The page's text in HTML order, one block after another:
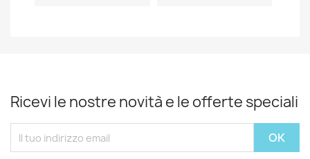
Ricevi le nostre novità e le offerte speciali